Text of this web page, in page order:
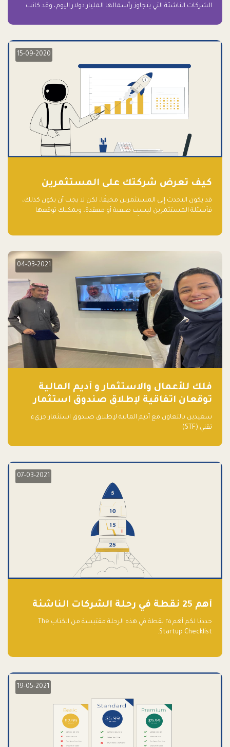
الشركات الناشئة التي يتجاوز رأسمالها المليار دولار اليوم، وقد كانت
15-09-2020
كيف تعرض شركتك على المستثمرين
قد يكون التحدث إلى المستثمرين مخيفًا، لكن لا يجب أن يكون كذلك،
فأسئلة المستثمرين ليست صعبة أو معقدة، ويمكنك توقعها
04-03-2021
فلك للأعمال والاستثمار و أديم المالية
توقعان اتفاقية لإطلاق صندوق استثمار
جريء تقني (STF) - مشغل من قبل فـلك
سعيدين بالتعاون مع أديم المالية لإطلاق صندوق استثمار جريء
تقني (STF)
07-03-2021
أهم 25 نقطة في رحلة الشركات الناشئة
حددنا لكم أهم ٢٥ نقطة في هذه الرحلة مقتبسة من الكتاب The
Startup Checklist.
19-05-2021